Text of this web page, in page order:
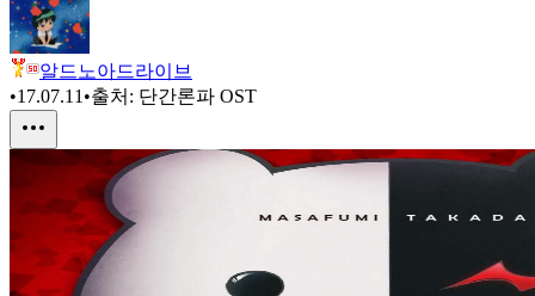
알드노아드라이브
•17.07.11 •출처: 단간론파 OST